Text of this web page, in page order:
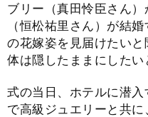
ブリー（真田怜臣さん）
（恒松祐里さん）が結
の花嫁姿を見届けたい
体は隠したままにした
式の当日、ホテルに潜
で高級ジュエリーと共